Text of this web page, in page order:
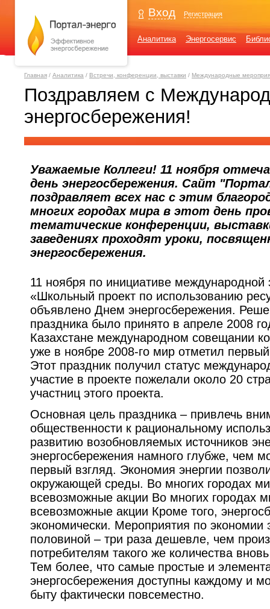
Вход Регистрация
Аналитика Энергосервис
Главная / Аналитика / Встречи, конференции, выставки / Международные
Поздравляем с
энергосбережения!
Уважаемые Коллеги! 11 ноября
день энергосбережения. Сайт
поздравляет всех нас с этим
многих городах мира в этот день
тематические конференции,
заведениях проходят уроки,
энергосбережения.
11 ноября по инициативе международной
«Школьный проект по использованию
объявлено Днем энергосбережения.
праздника было принято в апреле 2008
Казахстане международном совещании
уже в ноябре 2008-го мир отметил
Этот праздник получил статус
участие в проекте пожелали около 20
участниц этого проекта.
Основная цель праздника – привлечь
общественности к рациональному
развитию возобновляемых источников
энергосбережения намного глубже, чем
первый взгляд. Экономия энергии
окружающей среды. Во многих городах
всевозможные акции Во многих городах
всевозможные акции Кроме того,
экономически. Мероприятия по экономии
половиной – три раза дешевле, чем
потребителям такого же количества
Тем более, что самые простые и
энергосбережения доступны каждому и
быту фактически повсеместно.